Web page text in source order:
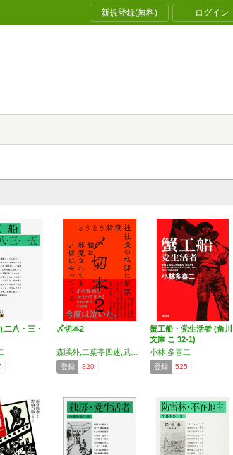
新規登録(無料) ログイン
二八・三・
〆切本2
登録 820
蟹工船・党生活者 (角川
文庫 こ 32-1)
小林 多喜二
登録 525